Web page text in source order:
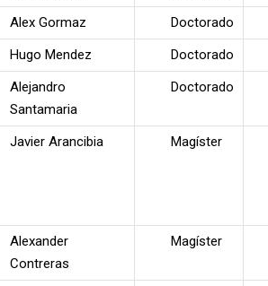
Alex Gormaz
Doctorado
Hugo Mendez
Doctorado
Alejandro
Santamaria
Doctorado
Javier Arancibia Magíster
Alexander
Contreras
Magíster